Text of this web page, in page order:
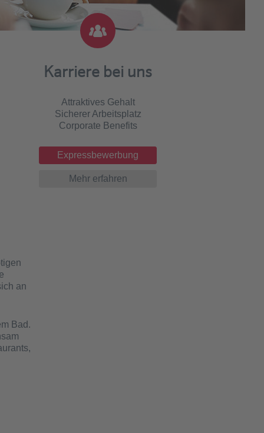
Karriere bei uns
Attraktives Gehalt
Sicherer Arbeitsplatz
Corporate Benefits
Expressbewerbung
Mehr erfahren
an
Bad.